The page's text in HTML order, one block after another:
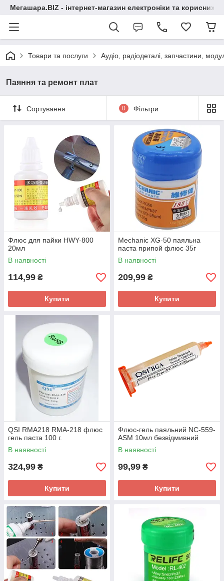
Мегашара.BIZ - інтернет-магазин електроніки та корисних
Товари та послуги Аудіо, радіодеталі, запчастини,
Паяння та ремонт плат
Сортування 0 Фільтри
Флюс для пайки HWY-800
20мл
В наявності
114,99 ₴
Купити
Mechanic XG-50 паяльна
паста припой флюс 35г
В наявності
209,99 ₴
Купити
QSI RMA218 RMA-218 флюс
гель паста 100 г.
В наявності
324,99 ₴
Купити
Флюс-гель паяльний NC-559-
ASM 10мл безвідмивний
В наявності
99,99 ₴
Купити